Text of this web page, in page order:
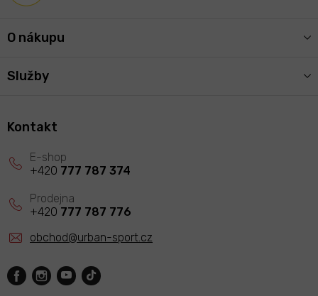
O nákupu
Služby
Kontakt
obchod@urban-sport.cz
+420 777 787 374
+420 777 787 776